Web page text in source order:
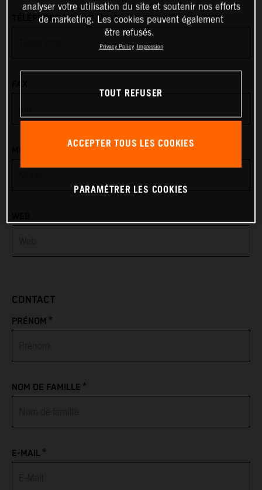
Antarctica
Argentina
Bangladesh
Belarus
Belgium
Benin
TÉLÉPHONE
CONTACT
PRÉNOM *
NOM DE FAMILLE *
E-MAIL*
analyser votre utilisation du site et soutenir nos efforts
de marketing. Les cookies peuvent également
être refusés.
Privacy Policy Impression
TOUT REFUSER
ACCEPTER TOUS LES COOKIES
PARAMÉTRER LES COOKIES